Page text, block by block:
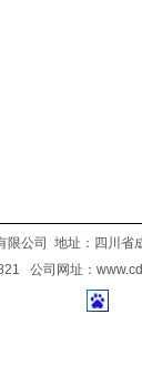
公司 地址：四川
公司网址：